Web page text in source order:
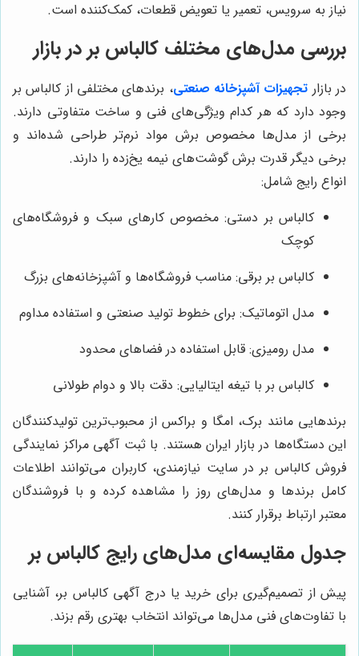
نیاز به سرویس، تعمیر یا تعویض قطعات، کمک‌کننده است.
بررسی مدل‌های مختلف کالباس بر در بازار
در بازار تجهیزات آشپزخانه صنعتی، برندهای مختلفی از کالباس بر
وجود دارد که هر کدام ویژگی‌های فنی و ساخت متفاوتی دارند.
برخی از مدل‌ها مخصوص برش مواد نرم‌تر طراحی شده‌اند و
برخی دیگر قدرت برش گوشت‌های نیمه یخ‌زده را دارند.
انواع رایج شامل:
کالباس بر دستی: مخصوص کارهای سبک و فروشگاه‌های
کوچک
کالباس بر برقی: مناسب فروشگاه‌ها و آشپزخانه‌های بزرگ
مدل اتوماتیک: برای خطوط تولید صنعتی و استفاده مداوم
مدل رومیزی: قابل استفاده در فضاهای محدود
کالباس بر با تیغه ایتالیایی: دقت بالا و دوام طولانی
برندهایی مانند برک، امگا و براکس از محبوب‌ترین تولیدکنندگان
این دستگاه‌ها در بازار ایران هستند. با ثبت آگهی مراکز نمایندگی
فروش کالباس بر در سایت نیازمندی، کاربران می‌توانند اطلاعات
کامل برندها و مدل‌های روز را مشاهده کرده و با فروشندگان
معتبر ارتباط برقرار کنند.
جدول مقایسه‌ای مدل‌های رایج کالباس بر
پیش از تصمیم‌گیری برای خرید یا درج آگهی کالباس بر، آشنایی
با تفاوت‌های فنی مدل‌ها می‌تواند انتخاب بهتری رقم بزند.